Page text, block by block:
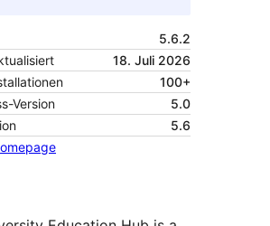
5.6.2
18. Juli 2026
100+
Version
5.0
5.6